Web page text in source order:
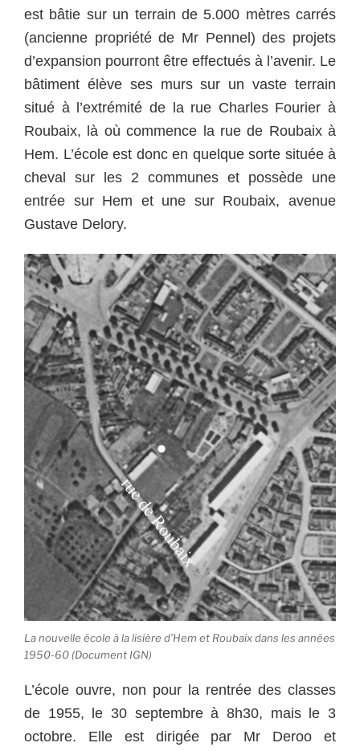
est bâtie sur un terrain de 5.000 mètres carrés
(ancienne propriété de Mr Pennel) des projets
d’expansion pourront être effectués à l’avenir. Le
bâtiment élève ses murs sur un vaste terrain
situé à l’extrémité de la rue Charles Fourier à
Roubaix, là où commence la rue de Roubaix à
Hem. L’école est donc en quelque sorte située à
cheval sur les 2 communes et possède une
entrée sur Hem et une sur Roubaix, avenue
Gustave Delory.
La nouvelle école à la lisière d’Hem et Roubaix dans les années
1950-60 (Document IGN)
L’école ouvre, non pour la rentrée des classes
de 1955, le 30 septembre à 8h30, mais le 3
octobre. Elle est dirigée par Mr Deroo et